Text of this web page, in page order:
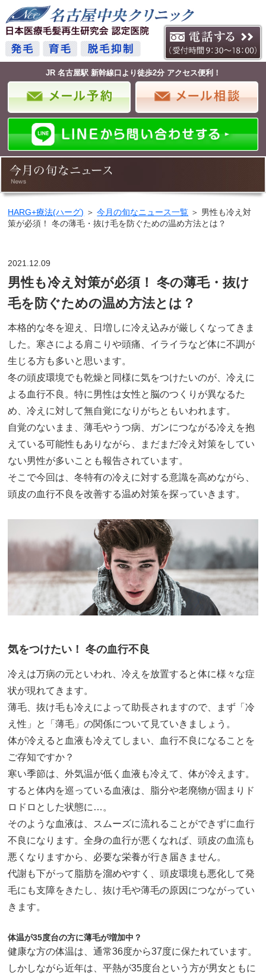
JR 名古屋駅 新幹線口より徒歩2分 アクセス便利！
HARG+療法(ハーグ) ＞今月の旬なニュース一覧 ＞ 男性も冷え対
策が必須！ 冬の薄毛・抜け毛を防ぐための温め方法とは？
2021.12.09
男性も冷え対策が必須！ 冬の薄毛・抜け
毛を防ぐための温め方法とは？
本格的な冬を迎え、日増しに冷え込みが厳しくなってきま
した。寒さによる肩こりや頭痛、イライラなど体に不調が
生じる方も多いと思います。
冬の頭皮環境でも乾燥と同様に気をつけたいのが、冷えに
よる血行不良。特に男性は女性と脳のつくりが異なるた
め、冷えに対して無自覚になりがちともいわれます。
自覚のないまま、薄毛やうつ病、ガンにつながる冷えを抱
えている可能性もありながら、まだまだ冷え対策をしてい
ない男性が多いことも報告されています。
そこで今回は、冬特有の冷えに対する意識を高めながら、
頭皮の血行不良を改善する温め対策を探っていきます。
気をつけたい！ 冬の血行不良
冷えは万病の元といわれ、冷えを放置すると体に様々な症
状が現れてきます。
薄毛、抜け毛も冷えによって助長されますので、まず「冷
え性」と「薄毛」の関係について見ていきましょう。
体が冷えると血液も冷えてしまい、血行不良になることを
ご存知ですか？
寒い季節は、外気温が低く血液も冷えて、体が冷えます。
すると体内を巡っている血液は、脂分や老廃物が固まりド
ロドロとした状態に…。
そのような血液は、スムーズに流れることができずに血行
不良になります。全身の血行が悪くなれば、頭皮の血流も
悪くなりますから、必要な栄養が行き届きません。
代謝も下がって脂肪を溜めやすく、頭皮環境も悪化して発
毛にも支障をきたし、抜け毛や薄毛の原因につながってい
きます。
体温が35度台の方に薄毛が増加中？
健康な方の体温は、通常36度から37度に保たれています。
しかしながら近年は、平熱が35度台という方が男女ともに